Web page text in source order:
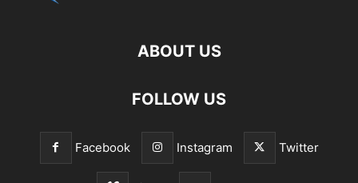
ABOUT US
FOLLOW US
Facebook Instagram Twitter